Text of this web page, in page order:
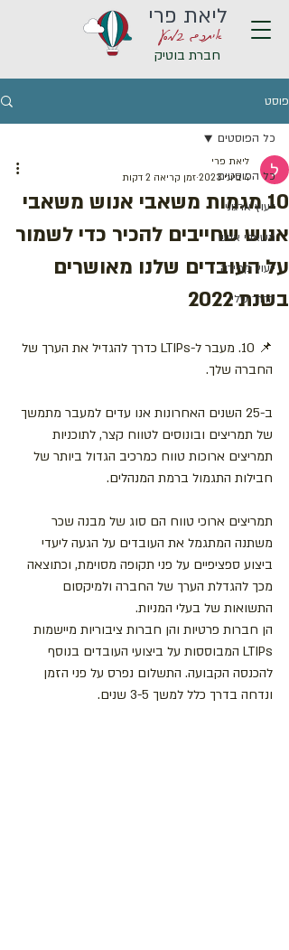
איתכם במסע
ליאת פרי
חברת בוטיק
פוסט
כל הפוסטים
ייעוץ ארגוני
משאבי אנוש
ייעוץ קריירה
הדרך שלי
כל הפוסטים
10 מגמות משאבי אנוש משאבי
אנוש שחייבים להכיר כדי לשמור
על העובדים שלנו מאושרים
בשנת 2022
ליאת פרי
4 ביוני 2023
זמן קריאה 2 דקות
📌 10. מעבר ל-LTIPs כדרך להגדיל את הערך של
החברה שלך.
ב-25 השנים האחרונות אנו עדים למעבר מתמשך
של תמריצים ובונוסים לטווח קצר, לתוכניות
תמריצים ארוכות טווח כמרכיב הגדול ביותר של
חבילות התגמול ברמת המנהלים.
תמריצים ארוכי טווח הם סוג של מבנה שכר
משתנה המתגמל את העובדים על הגעה ליעדי
ביצוע ספציפיים על פני תקופה מסוימת, וכתוצאה
מכך להגדלת הערך של החברה ולמיקסום
התשואות של בעלי המניות.
הן חברות פרטיות והן חברות ציבוריות מיישמות
LTIPs המבוססות על ביצועי העובדים בנוסף
להכנסה הקבועה. התשלום נפרס על פני הזמן
ונדחה בדרך כלל למשך 3-5 שנים.